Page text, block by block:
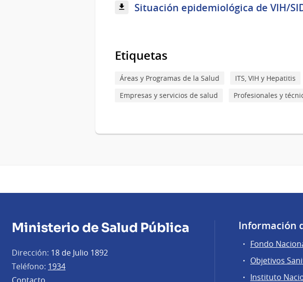
Situación epidemiológica de VIH/
Etiquetas
Áreas y Programas de la Salud ITS, VIH y Hepatitis
Empresas y servicios de salud
Profesionales y
Ministerio de Salud Pública
Dirección: 18 de Julio 1892
Teléfono: 1934
Contacto
Información
Fondo
Objetivos
Instituto